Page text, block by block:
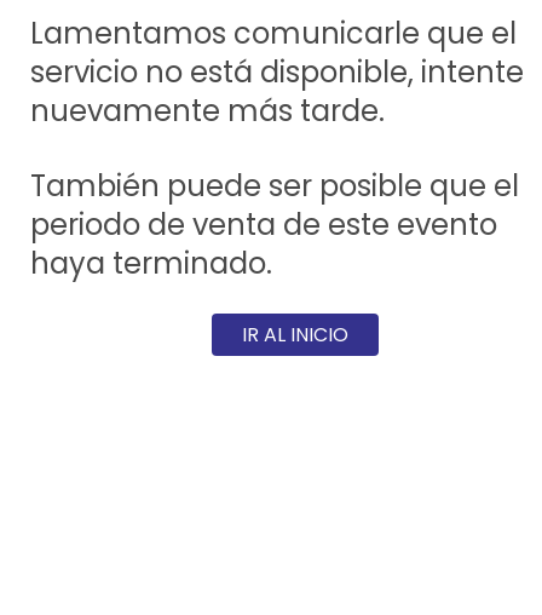
Lamentamos comunicarle que el
servicio no está disponible, intente
nuevamente más tarde.
También puede ser posible que el
periodo de venta de este evento
haya terminado.
IR AL INICIO